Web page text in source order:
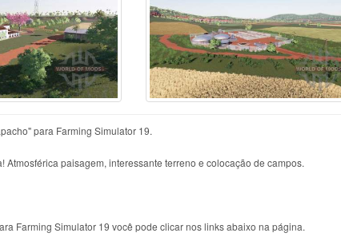
para Farming Simulator 19.
Atmosférica paisagem, interessante terreno e colocação de campos.
Farming Simulator 19 você pode clicar nos links abaixo na página.